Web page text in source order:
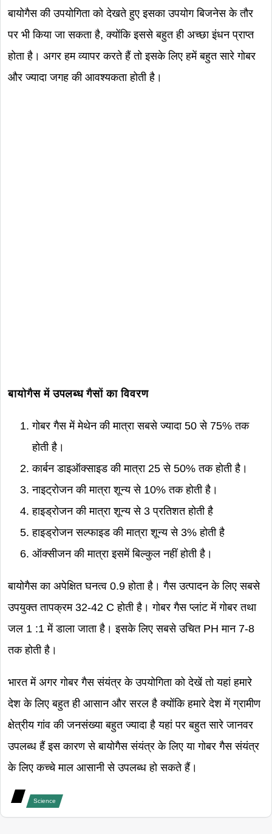
बायोगैस की उपयोगिता को देखते हुए इसका उपयोग बिजनेस के तौर
पर भी किया जा सकता है, क्योंकि इससे बहुत ही अच्छा इंधन प्राप्त
होता है। अगर हम व्यापर करते हैं तो इसके लिए हमें बहुत सारे गोबर
और ज्यादा जगह की आवश्यकता होती है।
बायोगैस में उपलब्ध गैसों का विवरण
गोबर गैस में मेथेन की मात्रा सबसे ज्यादा 50 से 75% तक
होती है।
कार्बन डाइऑक्साइड की मात्रा 25 से 50% तक होती है।
नाइट्रोजन की मात्रा शून्य से 10% तक होती है।
हाइड्रोजन की मात्रा शून्य से 3 प्रतिशत होती है
हाइड्रोजन सल्फाइड की मात्रा शून्य से 3% होती है
ऑक्सीजन की मात्रा इसमें बिल्कुल नहीं होती है।
बायोगैस का अपेक्षित घनत्व 0.9 होता है। गैस उत्पादन के लिए सबसे
उपयुक्त तापक्रम 32-42 C होती है। गोबर गैस प्लांट में गोबर तथा
जल 1 :1 में डाला जाता है। इसके लिए सबसे उचित PH मान 7-8
तक होती है।
भारत में अगर गोबर गैस संयंत्र के उपयोगिता को देखें तो यहां हमारे
देश के लिए बहुत ही आसान और सरल है क्योंकि हमारे देश में ग्रामीण
क्षेत्रीय गांव की जनसंख्या बहुत ज्यादा है यहां पर बहुत सारे जानवर
उपलब्ध हैं इस कारण से बायोगैस संयंत्र के लिए या गोबर गैस संयंत्र
के लिए कच्चे माल आसानी से उपलब्ध हो सकते हैं।
Science